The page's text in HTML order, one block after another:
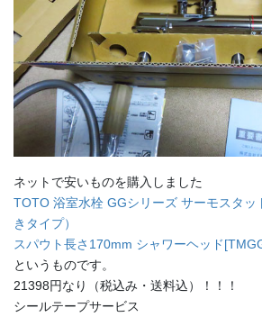
ネットで安いものを購入しました
TOTO 浴室水栓 GGシリーズ サーモスタッ
きタイプ）
スパウト長さ170mm シャワーヘッド
というものです。
21398円なり（税込み・送料込）！！！
シールテープサービス